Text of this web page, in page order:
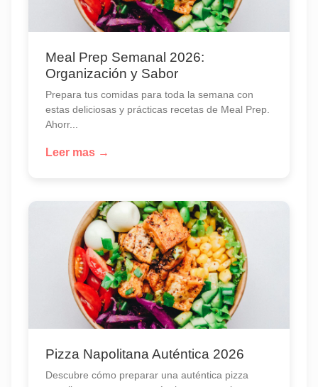
Meal Prep Semanal 2026:
Organización y Sabor
Prepara tus comidas para toda la semana con
estas deliciosas y prácticas recetas de Meal Prep.
Ahorr...
Leer mas →
Pizza Napolitana Auténtica 2026
Descubre cómo preparar una auténtica pizza